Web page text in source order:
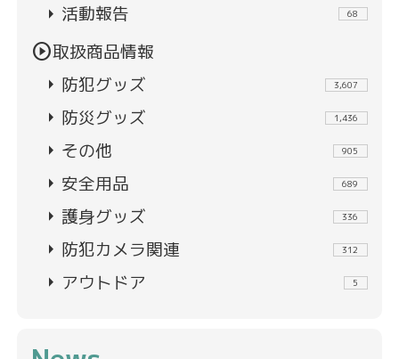
arrow_right 活動報告 68
play_circle取扱商品情報
arrow_right 防犯グッズ 3,607
arrow_right 防災グッズ 1,436
arrow_right その他 905
arrow_right 安全用品 689
arrow_right 護身グッズ 336
arrow_right 防犯カメラ関連 312
arrow_right アウトドア 5